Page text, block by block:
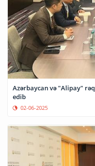
Azərbaycan və "Alipay"
edib
02-06-2025